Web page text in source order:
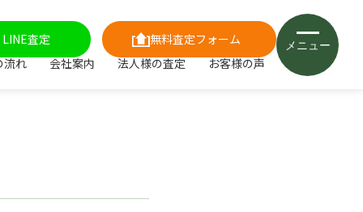
査定
無料査定フォーム
流れ 会社案内 法人様の査定 お客様の声
メニュー